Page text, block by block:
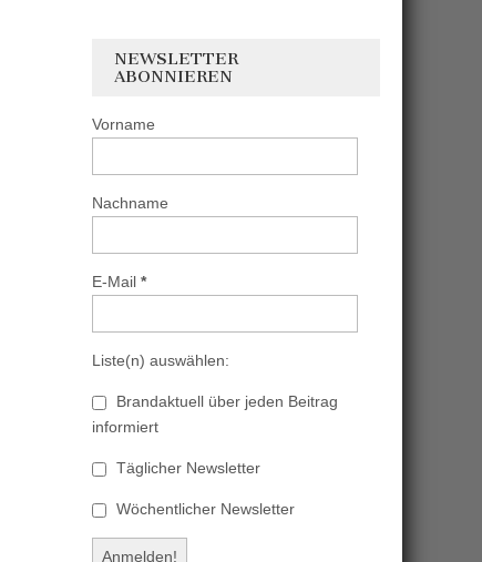
NEWSLETTER
ABONNIEREN
Vorname
Nachname
E-Mail *
Liste(n) auswählen:
Brandaktuell über jeden Beitrag
informiert
Täglicher Newsletter
Wöchentlicher Newsletter